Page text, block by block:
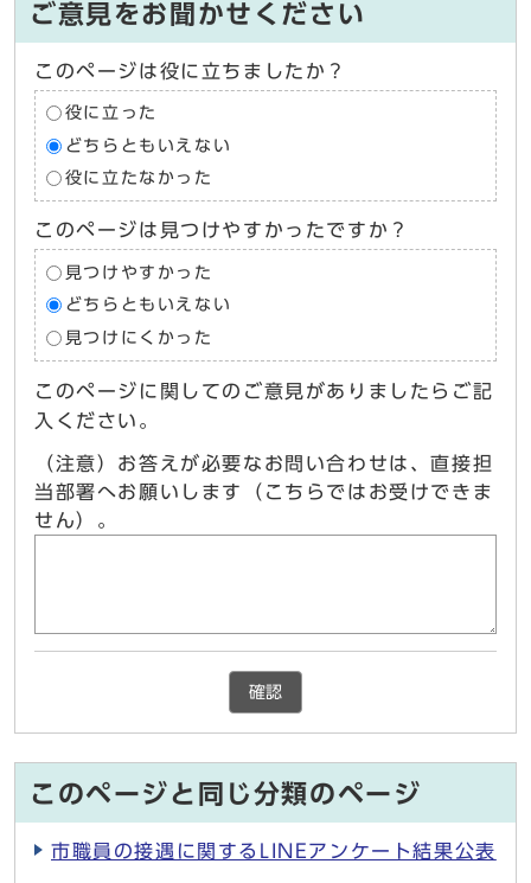
ご意見をお聞かせください
このページは役に立ちましたか？
役に立った
どちらともいえない
役に立たなかった
このページは見つけやすかったですか？
見つけやすかった
どちらともいえない
見つけにくかった
このページに関してのご意見がありましたらご記
入ください。
（注意）お答えが必要なお問い合わせは、直接担
当部署へお願いします（こちらではお受けできま
せん）。
確認
このページと同じ分類のページ
市職員の接遇に関するLINEアンケート結果公表